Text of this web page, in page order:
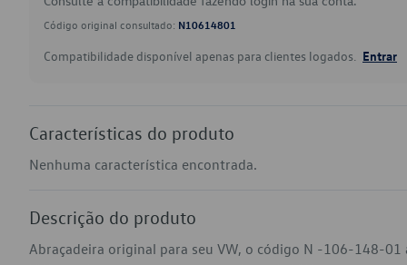
Código original consultado: N10614801
Compatibilidade disponível apenas para clientes logados. Entrar
Características do produto
Nenhuma característica encontrada.
Descrição do produto
Abraçadeira original para seu VW, o código N -106-148-01